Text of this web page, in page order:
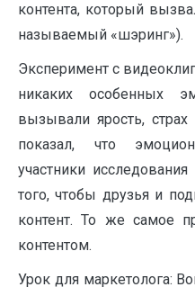
контента, который
называемый «шэринг»).
Эксперимент с
никаких особенных
вызывали ярость,
показал, что
участники
того, чтобы друзья и
контент. То же самое
контентом.
Урок для маркетолога: